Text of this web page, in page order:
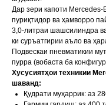
Дар зери капоти
пуриқтидор ва ҳамворро
3,0-литраи шашсилиндра
ки суръатгирии аъло ва
Подвескаи пневматикии
пурра (вобаста ба
Хусусиятҳои техникии
шаванд:
Қудрати муҳаррик: аз